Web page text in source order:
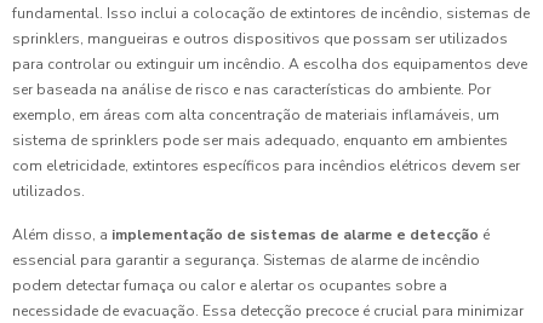
fundamental. Isso inclui a colocação de extintores de incêndio, sistemas de
sprinklers, mangueiras e outros dispositivos que possam ser utilizados
para controlar ou extinguir um incêndio. A escolha dos equipamentos deve
ser baseada na análise de risco e nas características do ambiente. Por
exemplo, em áreas com alta concentração de materiais inflamáveis, um
sistema de sprinklers pode ser mais adequado, enquanto em ambientes
com eletricidade, extintores específicos para incêndios elétricos devem ser
utilizados.
Além disso, a implementação de sistemas de alarme e detecção é
essencial para garantir a segurança. Sistemas de alarme de incêndio
podem detectar fumaça ou calor e alertar os ocupantes sobre a
necessidade de evacuação. Essa detecção precoce é crucial para minimizar